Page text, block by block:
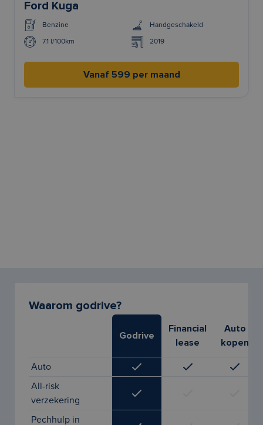
Ford Kuga
Benzine Handgeschakeld
7.1 l/100km 2019
Vanaf 599 per maand
Waarom godrive?
Godrive
Financial
lease
Auto
kopen
Auto
All-risk
verzekering
Pechhulp in